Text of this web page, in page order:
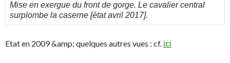
Mise en exergue du front de gorge. Le cavalier central
surplombe la caserne [état avril 2017].
Etat en 2009 &amp; quelques autres vues : cf. ici